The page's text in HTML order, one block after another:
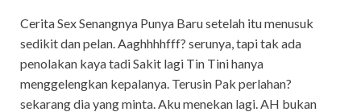
Cerita Sex Senangnya Punya Baru setelah itu menusuk
sedikit dan pelan. Aaghhhhfff? serunya, tapi tak ada
penolakan kaya tadi Sakit lagi Tin Tini hanya
menggelengkan kepalanya. Terusin Pak perlahan?
sekarang dia yang minta. Aku menekan lagi. AH bukan